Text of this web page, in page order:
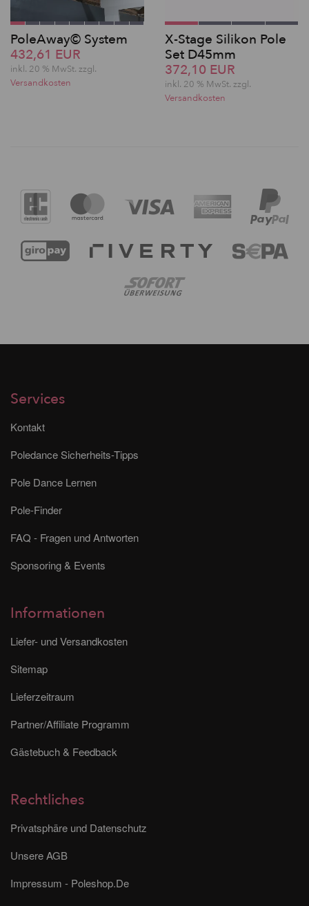
PoleAway© System
432,61 EUR
inkl. 20 % MwSt. zzgl.
Versandkosten
X-Stage Silikon Pole
Set D45mm
372,10 EUR
inkl. 20 % MwSt. zzgl.
Versandkosten
Services
Kontakt
Poledance Sicherheits-Tipps
Pole Dance Lernen
Pole-Finder
FAQ - Fragen und Antworten
Sponsoring & Events
Informationen
Liefer- und Versandkosten
Sitemap
Lieferzeitraum
Partner/Affiliate Programm
Gästebuch & Feedback
Rechtliches
Privatsphäre und Datenschutz
Unsere AGB
Impressum - Poleshop.De